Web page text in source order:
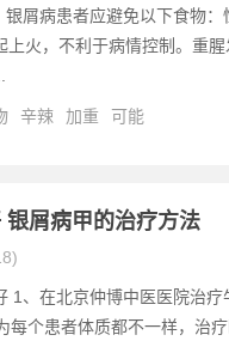
屑病患者应避免以下食物：
上火，不利于病情控制。重
辛辣 加重 可能
屑病甲的治疗方法
1、在北京仲博中医医院治疗
每个患者体质都不一样，治